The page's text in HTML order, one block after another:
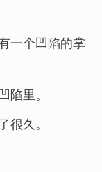
一个凹陷的掌
里。
久。